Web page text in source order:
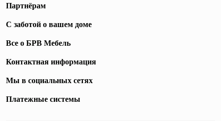
Партнёрам
С заботой о вашем доме
Все о БРВ Мебель
Контактная информация
Мы в социальных сетях
Платежные системы